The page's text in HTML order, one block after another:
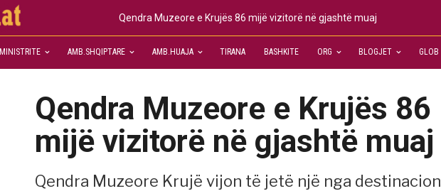
Qendra Muzeore e Krujës 86 mijë vizitorë në gjashtë muaj
MINISTRITE AMB.SHQIPTARE AMB.HUAJA TIRANA BASHKITE ORG BLOGJET GLOB
Qendra Muzeore e Krujës 86
mijë vizitorë në gjashtë muaj
Qendra Muzeore Krujë vijon të jetë një nga